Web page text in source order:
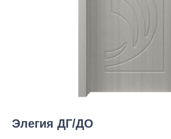
Элегия ДГ/ДО